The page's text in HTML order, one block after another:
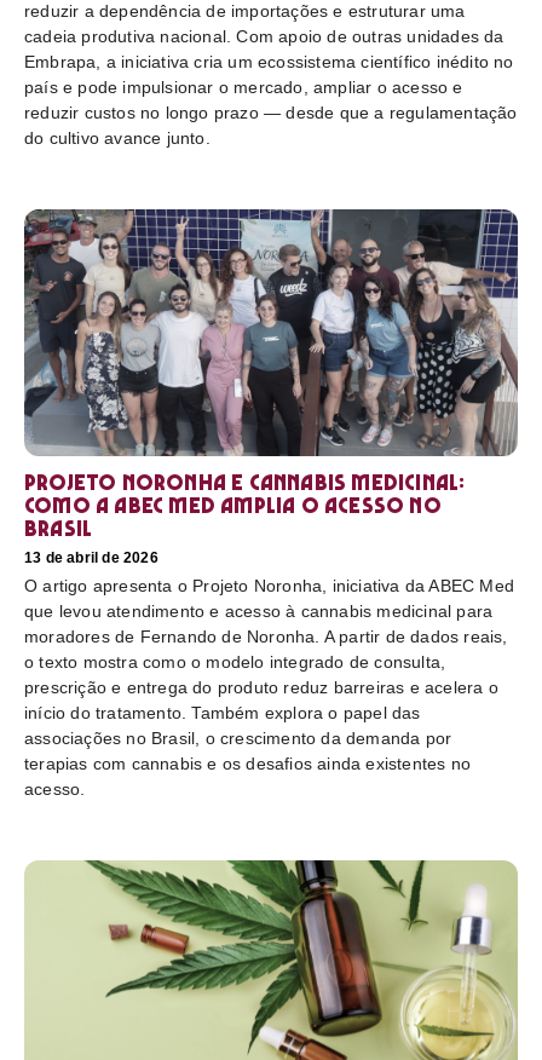
reduzir a dependência de importações e estruturar uma
cadeia produtiva nacional. Com apoio de outras unidades da
Embrapa, a iniciativa cria um ecossistema científico inédito no
país e pode impulsionar o mercado, ampliar o acesso e
reduzir custos no longo prazo — desde que a regulamentação
do cultivo avance junto.
Projeto Noronha e cannabis medicinal:
como a ABEC Med amplia o acesso no
Brasil
13 de abril de 2026
O artigo apresenta o Projeto Noronha, iniciativa da ABEC Med
que levou atendimento e acesso à cannabis medicinal para
moradores de Fernando de Noronha. A partir de dados reais,
o texto mostra como o modelo integrado de consulta,
prescrição e entrega do produto reduz barreiras e acelera o
início do tratamento. Também explora o papel das
associações no Brasil, o crescimento da demanda por
terapias com cannabis e os desafios ainda existentes no
acesso.